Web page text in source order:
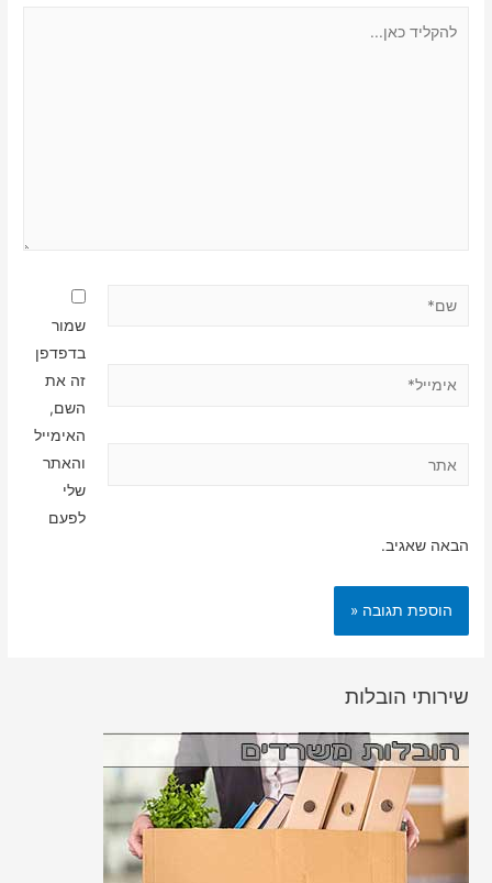
שמור
בדפדפן
זה את
השם,
האימייל
והאתר
שלי
לפעם
הבאה שאגיב.
שירותי הובלות